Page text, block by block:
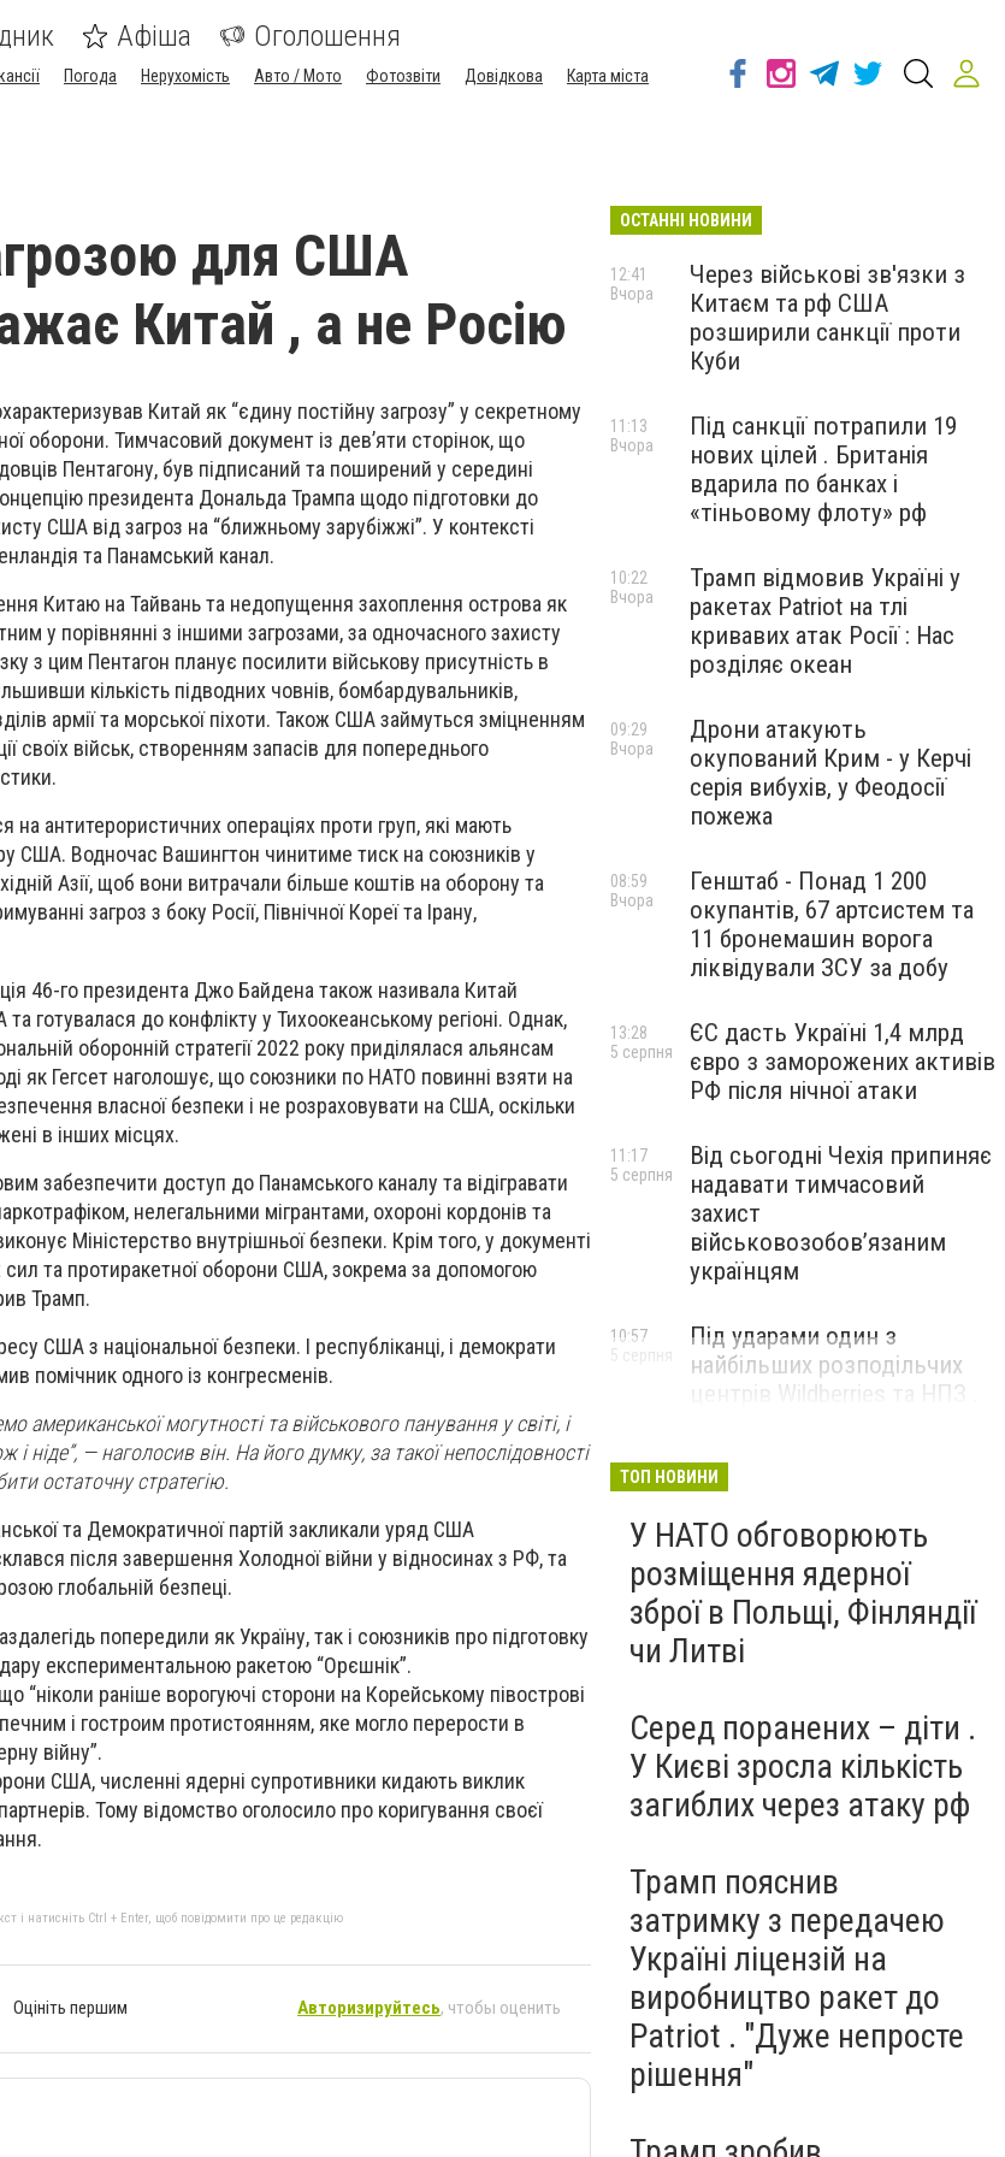
Афіша Оголошення
Погода Нерухомість Авто / Мото Фотозвіти Довідкова
Карта міста
для США
Китай , а не Росію
Китай як “єдину постійну загрозу” у секретному
оборони. Тимчасовий документ із дев’яти сторінок, що
Пентагону, був підписаний та поширений у середині
президента Дональда Трампа щодо підготовки до
США від загроз на “ближньому зарубіжжі”. У контексті
та Панамський канал.
Китаю на Тайвань та недопущення захоплення острова як
у порівнянні з іншими загрозами, за одночасного захисту
з цим Пентагон планує посилити військову присутність в
кількість підводних човнів, бомбардувальників,
армії та морської піхоти. Також США займуться зміцненням
своїх військ, створенням запасів для попереднього
на антитерористичних операціях проти груп, які мають
США. Водночас Вашингтон чинитиме тиск на союзників у
Азії, щоб вони витрачали більше коштів на оборону та
загроз з боку Росії, Північної Кореї та Ірану,
46-го президента Джо Байдена також називала Китай
готувалася до конфлікту у Тихоокеанському регіоні. Однак,
оборонній стратегії 2022 року приділялася альянсам
як Гегсет наголошує, що союзники по НАТО повинні взяти на
власної безпеки і не розраховувати на США, оскільки
в інших місцях.
забезпечити доступ до Панамського каналу та відігравати
нелегальними мігрантами, охороні кордонів та
Міністерство внутрішньої безпеки. Крім того, у документі
та протиракетної оборони США, зокрема за допомогою
Трамп.
США з національної безпеки. І республіканці, і демократи
помічник одного із конгресменів.
американської могутності та військового панування у світі, і
і ніде”, — наголосив він. На його думку, за такої непослідовності
остаточну стратегію.
та Демократичної партій закликали уряд США
після завершення Холодної війни у ​​відносинах з РФ, та
глобальній безпеці.
попередили як Україну, так і союзників про підготовку
експериментальною ракетою “Орєшнік”.
“ніколи раніше ворогуючі сторони на Корейському півострові
і гостроим протистоянням, яке могло перерости в
війну”.
США, численні ядерні супротивники кидають виклик
Тому відомство оголосило про коригування своєї
і натисніть Ctrl + Enter, щоб повідомити про це редакцію
Оцініть першим Авторизируйтесь, чтобы оценить
ОСТАННІ НОВИНИ
Через військові зв'язки з
Китаєм та рф США
розширили санкції проти
Куби
12:41
Вчора
Під санкції потрапили 19
нових цілей . Британія
вдарила по банках і
«тіньовому флоту» рф
11:13
Вчора
Трамп відмовив Україні у
ракетах Patriot на тлі
кривавих атак Росії : Нас
розділяє океан
10:22
Вчора
Дрони атакують
окупований Крим - у Керчі
серія вибухів, у Феодосії
пожежа
09:29
Вчора
Генштаб - Понад 1 200
окупантів, 67 артсистем та
11 бронемашин ворога
ліквідували ЗСУ за добу
08:59
Вчора
ЄС дасть Україні 1,4 млрд
євро з заморожених активів
РФ після нічної атаки
13:28
5 серпня
Від сьогодні Чехія припиняє
надавати тимчасовий
захист
військовозобов’язаним
українцям
11:17
5 серпня
Під ударами один з
найбільших розподільчих
центрів Wildberries та НПЗ .
10:57
5 серпня
ТОП НОВИНИ
У НАТО обговорюють
розміщення ядерної
зброї в Польщі, Фінляндії
чи Литві
Серед поранених – діти .
У Києві зросла кількість
загиблих через атаку рф
Трамп пояснив
затримку з передачею
Україні ліцензій на
виробництво ракет до
Patriot . "Дуже непросте
рішення"